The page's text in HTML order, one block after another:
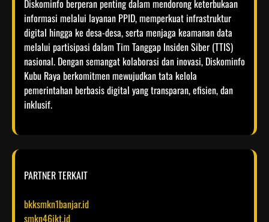
Diskominfo berperan penting dalam mendorong keterbukaan
informasi melalui layanan PPID, memperkuat infrastruktur
digital hingga ke desa-desa, serta menjaga keamanan data
melalui partisipasi dalam Tim Tanggap Insiden Siber (TTIS)
nasional. Dengan semangat kolaborasi dan inovasi, Diskominfo
Kubu Raya berkomitmen mewujudkan tata kelola
pemerintahan berbasis digital yang transparan, efisien, dan
inklusif.​
PARTNER TERKAIT
bkksmkn1banjar.id
smkn46jkt.id